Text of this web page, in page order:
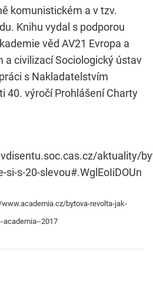
komunistickém a v tzv.
Knihu vydal s podporou
věd AV21 Evropa a
a civilizací Sociologický ústav
s Nakladatelstvím
40. výročí Prohlášení Charty
aktuality/
si-s-20-slevou#.WglEoIiDOUn
bytova-revolta-jak-
academia--2017